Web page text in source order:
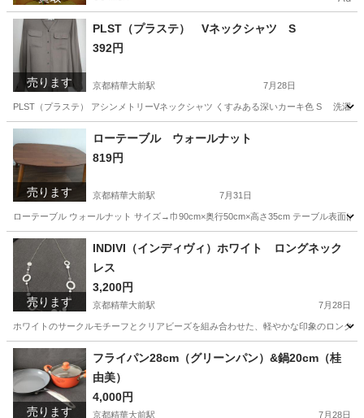
売ります
PLST（プラステ） Vネックシャツ S
392円
京都精華大前駅 7月28日
PLST（プラステ） アシンメトリーVネックシャツ くすみある深いカーキ色 S 洗濯
京都 京都市 京都精華大前駅 カーキ
売ります
ローテーブル ウォールナット
819円
京都精華大前駅 7月31日
ローテーブル ウォールナット サイズ→巾90cm×奥行50cm×高さ35cm テーブル表面
京都 京都市 京都精華大前駅 テーブル ウォールナット
売ります
INDIVI（インディヴィ）ホワイト ロングネック
レス
3,200円
京都精華大前駅 7月28日
ホワイトのサークルモチーフとクリアビーズを組み合わせた、軽やかな印象のロング
京都 京都市 京都精華大前駅 アクセサリー
売ります
フライパン28cm（グリーンパン）&鍋20cm（桂
由美）
4,000円
京都精華大前駅 7月28日